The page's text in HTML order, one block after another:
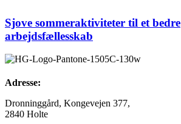
Sjove sommeraktiviteter til et bedre
arbejdsfællesskab
Adresse:
Dronninggård, Kongevejen 377,
2840 Holte